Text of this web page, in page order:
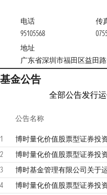
电话
95105568
传
地址
广东省深圳市福田区益田路
基金公告
全部公告发行
公告名称
1
2
3
4